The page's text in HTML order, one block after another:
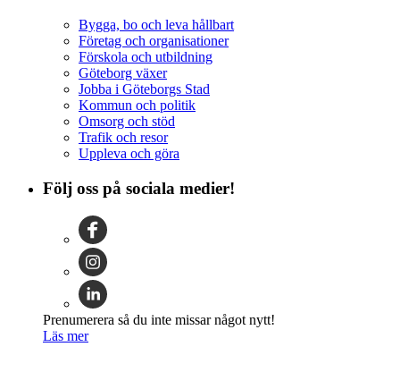
Bygga, bo och leva hållbart
Företag och organisationer
Förskola och utbildning
Göteborg växer
Jobba i Göteborgs Stad
Kommun och politik
Omsorg och stöd
Trafik och resor
Uppleva och göra
Följ oss på sociala medier!
Prenumerera så du inte missar något nytt!
Läs mer